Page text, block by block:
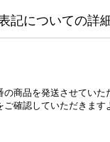
記についての詳
商品を発送させてい
確認していただきます